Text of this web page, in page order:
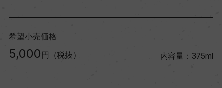
希望小売価格
5,000 円（税抜） 内容量：375ml